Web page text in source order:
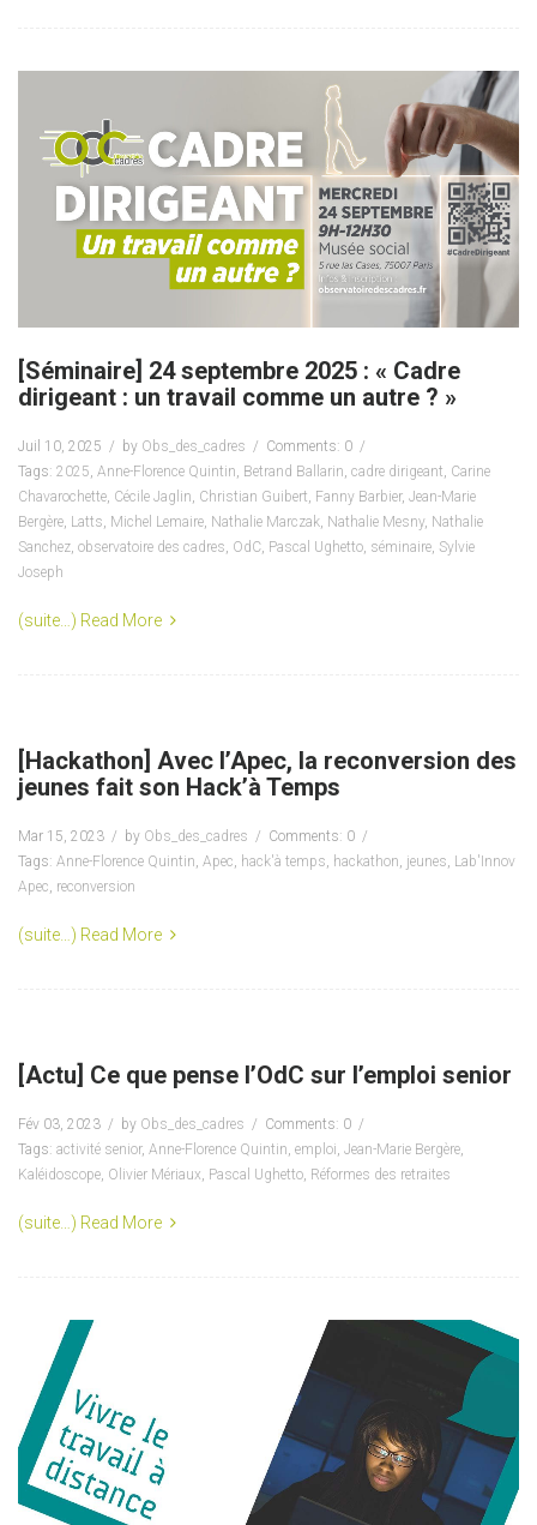
[Séminaire] 24 septembre 2025 : « Cadre
dirigeant : un travail comme un autre ? »
Juil 10, 2025 by Obs_des_cadres
Comments: 0
Tags: 2025, Anne-Florence Quintin, Betrand Ballarin, cadre dirigeant, Carine
Chavarochette, Cécile Jaglin, Christian Guibert, Fanny Barbier, Jean-Marie
Bergère, Latts, Michel Lemaire, Nathalie Marczak, Nathalie Mesny, Nathalie
Sanchez, observatoire des cadres, OdC, Pascal Ughetto, séminaire, Sylvie
Joseph
(suite…) Read More
[Hackathon] Avec l’Apec, la reconversion des
jeunes fait son Hack’à Temps
Mar 15, 2023 by Obs_des_cadres
Comments: 0
Tags: Anne-Florence Quintin, Apec, hack'à temps, hackathon, jeunes, Lab'Innov
Apec, reconversion
(suite…) Read More
[Actu] Ce que pense l’OdC sur l’emploi senior
Fév 03, 2023 by Obs_des_cadres
Comments: 0
Tags: activité senior, Anne-Florence Quintin, emploi, Jean-Marie Bergère,
Kaléidoscope, Olivier Mériaux, Pascal Ughetto, Réformes des retraites
(suite…) Read More